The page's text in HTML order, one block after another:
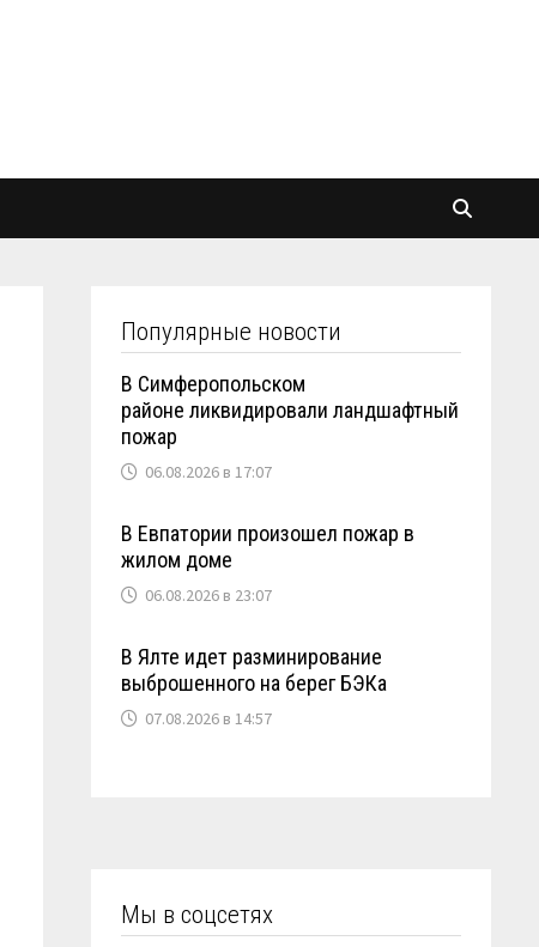
Популярные новости
В Симферопольском
районе ликвидировали ландшафтный
пожар
06.08.2026 в 17:07
В Евпатории произошел пожар в
жилом доме
06.08.2026 в 23:07
В Ялте идет разминирование
выброшенного на берег БЭКа
07.08.2026 в 14:57
Мы в соцсетях